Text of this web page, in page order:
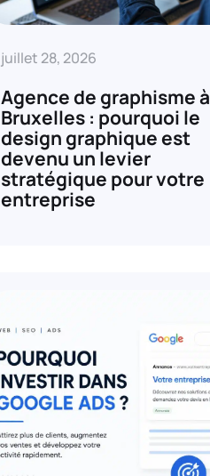
juillet 28, 2026
Agence de graphisme à
Bruxelles : pourquoi le
design graphique est
devenu un levier
stratégique pour votre
entreprise